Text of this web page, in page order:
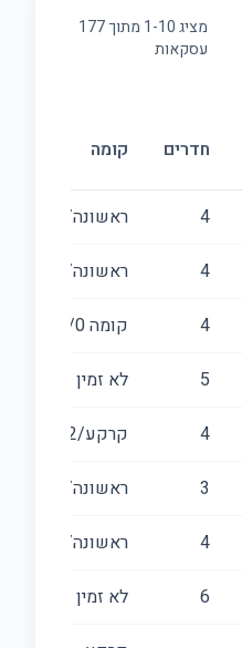
מציג 1-10 מתוך177
עסקאות
חדרים קומה
4 ראשונה/2
4 ראשונה/1
4 קומה ‎0‏/2
5 לא זמין
4 קרקע/2
3 ראשונה/2
4 ראשונה/3
6 לא זמין